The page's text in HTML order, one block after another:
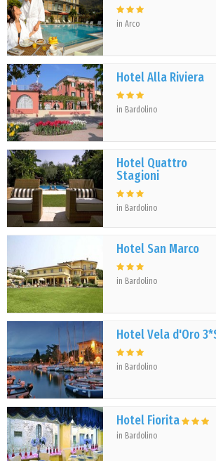
in Arco
Hotel Alla Riviera
in Bardolino
Hotel Quattro
Stagioni
in Bardolino
Hotel San Marco
in Bardolino
Hotel Vela d'Oro
in Bardolino
Hotel Fiorita
in Bardolino